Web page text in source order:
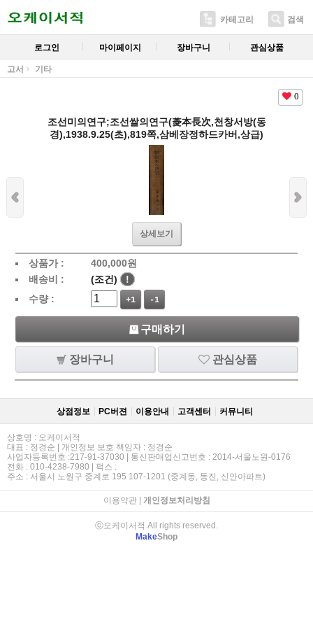
카테고리 검색
로그인 마이페이지 장바구니 관심상품
고서 기타
0
조선미의연구;조선쌀의연구(菱本長次,천창서방(동
경),1938.9.25(초),819쪽,삼베장정하드카버,상급)
상세보기
상품가 : 400,000원
배송비 :
(조건)
!
수량 :
+1 -1
구매하기
장바구니 관심상품
상점정보 PC버젼 이용안내 고객센터 커뮤니티
상호명 : 오케이서적
대표 : 정경순 | 개인정보 보호 책임자 : 정경순
사업자등록번호 :217-91-37030 | 통신판매업신고번호 : 2014-서울노원-0176
전화 : 010-4238-7980 | 팩스 :
주소 : 서울시 노원구 중계로 195 107-1201 (중계동, 동진, 신안아파트)
이용약관| 개인정보처리방침
ⓒ오케이서적 All rights reserved.
MakeShop